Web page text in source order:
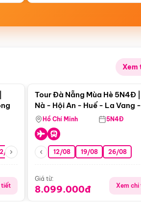
Xem
08 26/08 05/09 09/09 12/09
tiết
Điểm
Tour Đà Nẵng Mùa Hè 5N4Đ |
Nà - Hội An - Huế - La Vang -
Động Thiên Đường
Hồ Chí Minh 5N4Đ
12/08 19/08 26/08
Giá từ:
8.099.000đ Xem chi